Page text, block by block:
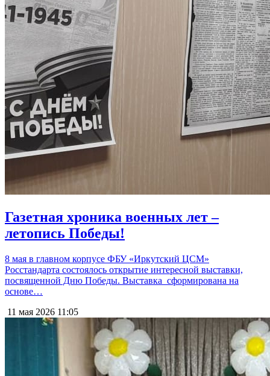
Газетная хроника военных лет –
летопись Победы!
8 мая в главном корпусе ФБУ «Иркутский ЦСМ»
Росстандарта состоялось открытие интересной выставки,
посвященной Дню Победы. Выставка сформирована на
основе…
11 мая 2026 11:05